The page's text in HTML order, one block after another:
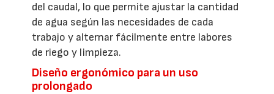
del caudal, lo que permite ajustar la cantidad
de agua según las necesidades de cada
trabajo y alternar fácilmente entre labores
de riego y limpieza.
Diseño ergonómico para un uso
prolongado